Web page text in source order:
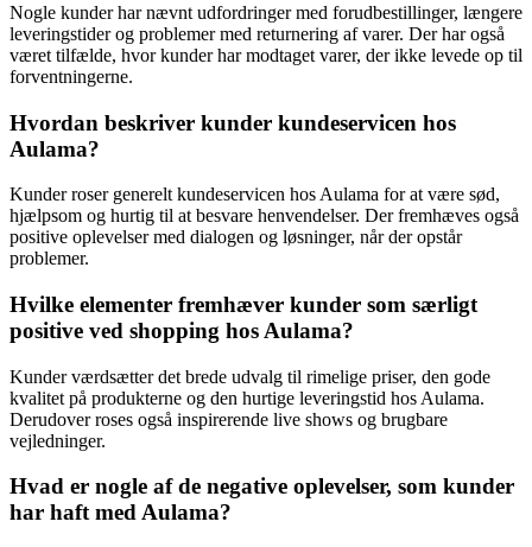
Nogle kunder har nævnt udfordringer med forudbestillinger, længere
leveringstider og problemer med returnering af varer. Der har også
været tilfælde, hvor kunder har modtaget varer, der ikke levede op til
forventningerne.
Hvordan beskriver kunder kundeservicen hos
Aulama?
Kunder roser generelt kundeservicen hos Aulama for at være sød,
hjælpsom og hurtig til at besvare henvendelser. Der fremhæves også
positive oplevelser med dialogen og løsninger, når der opstår
problemer.
Hvilke elementer fremhæver kunder som særligt
positive ved shopping hos Aulama?
Kunder værdsætter det brede udvalg til rimelige priser, den gode
kvalitet på produkterne og den hurtige leveringstid hos Aulama.
Derudover roses også inspirerende live shows og brugbare
vejledninger.
Hvad er nogle af de negative oplevelser, som kunder
har haft med Aulama?